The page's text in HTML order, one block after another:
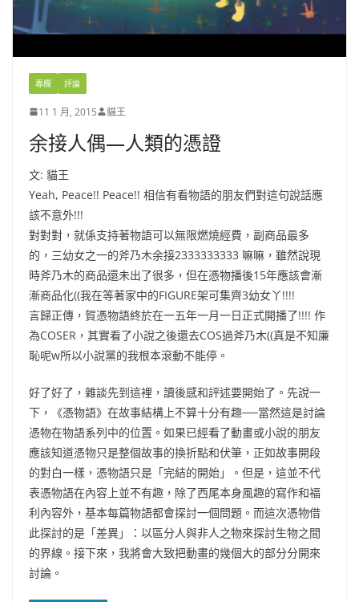
專欄 評論
11 1 月, 2015 貓王
余接人偶—人類的憑證
文: 貓王
Yeah, Peace!! Peace!! 相信有看物語的朋友們對這句說話應
該不意外!!!
對對對，就係支持著物語可以無限燃燒經費，副商品最多
的，三幼女之一的斧乃木余接2333333333 嘛嘛，雖然說現
時斧乃木的商品還未出了很多，但在憑物播後15年應該會漸
漸商品化((我在等著家中的FIGURE架可集齊3幼女丫!!!!
言歸正傳，賀憑物語終於在一五年一月一日正式開播了!!!! 作
為COSER，其實看了小說之後還去COS過斧乃木((真是不知廉
恥呢w所以小說黨的我根本滾動不能停。
好了好了，雜談先到這裡，讀後感和評述要開始了。先說一
下，《憑物語》在故事結構上不算十分有趣──當然這是討論
憑物在物語系列中的位置。如果已經看了動畫或小說的朋友
應該知道憑物只是整個故事的換折點和伏筆，正如故事開段
的對白一樣，憑物語只是「完結的開始」。但是，這並不代
表憑物語在內容上並不有趣，除了西尾本身風趣的寫作和福
利內容外，基本每篇物語都會探討一個問題。而這次憑物借
此探討的是「差異」：以區分人與非人之物來探討生物之間
的界線。接下來，我將會大致把動畫的幾個大的部分分開來
討論。